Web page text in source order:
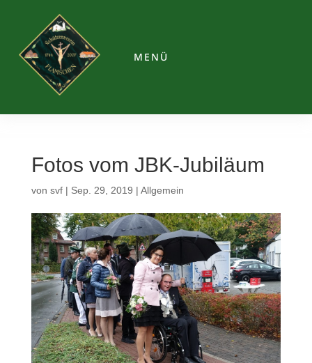
MENÜ
Fotos vom JBK-Jubiläum
von svf| Sep. 29, 2019 | Allgemein